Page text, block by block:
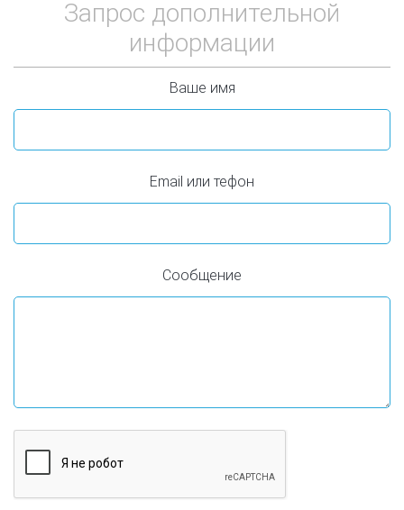
Запрос дополнительной
информации
Ваше имя
Email или тефон
Сообщение